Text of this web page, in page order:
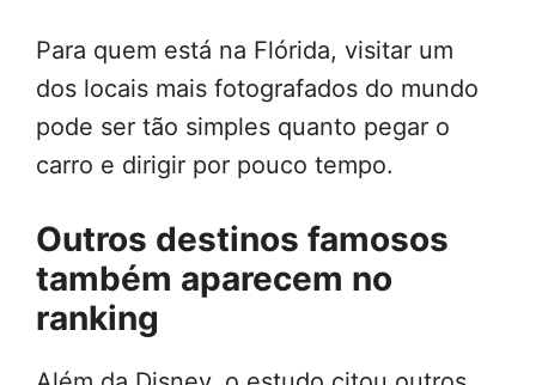
Para quem está na Flórida, visitar um
dos locais mais fotografados do mundo
pode ser tão simples quanto pegar o
carro e dirigir por pouco tempo.
Outros destinos famosos
também aparecem no
ranking